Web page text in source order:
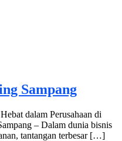
Sampang
dalam Perusahaan di
– Dalam dunia bisnis
tantangan terbesar […]